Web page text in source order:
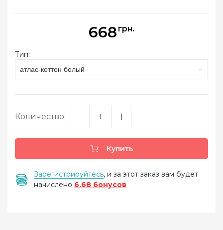
668 грн.
Тип:
атлас-коттон белый
Количество:
Купить
Зарегистрируйтесь, и за этот заказ вам будет
начислено 6.68 бонусов